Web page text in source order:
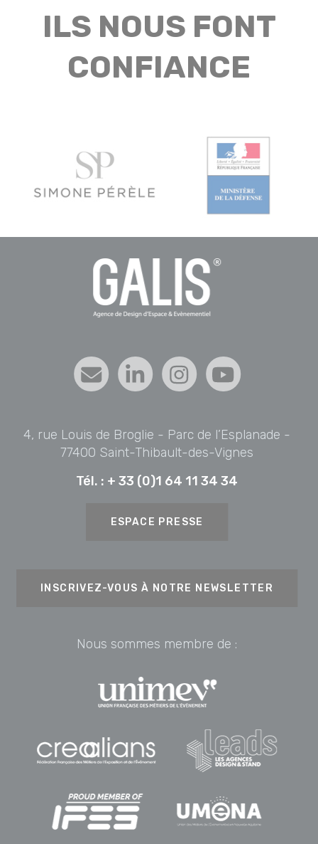
ILS NOUS FONT
CONFIANCE
4, rue Louis de Broglie - Parc de l’Esplanade -
77400 Saint-Thibault-des-Vignes
Tél. : + 33 (0)1 64 11 34 34
ESPACE PRESSE
INSCRIVEZ-VOUS À NOTRE NEWSLETTER
Nous sommes membre de :